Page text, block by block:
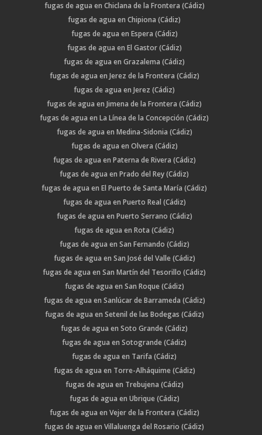
fugas de agua en Chiclana de la Frontera (Cádiz)
fugas de agua en Chipiona (Cádiz)
fugas de agua en Espera (Cádiz)
fugas de agua en El Gastor (Cádiz)
fugas de agua en Grazalema (Cádiz)
fugas de agua en Jerez de la Frontera (Cádiz)
fugas de agua en Jerez (Cádiz)
fugas de agua en Jimena de la Frontera (Cádiz)
fugas de agua en La Línea de la Concepción (Cádiz)
fugas de agua en Medina-Sidonia (Cádiz)
fugas de agua en Olvera (Cádiz)
fugas de agua en Paterna de Rivera (Cádiz)
fugas de agua en Prado del Rey (Cádiz)
fugas de agua en El Puerto de Santa María (Cádiz)
fugas de agua en Puerto Real (Cádiz)
fugas de agua en Puerto Serrano (Cádiz)
fugas de agua en Rota (Cádiz)
fugas de agua en San Fernando (Cádiz)
fugas de agua en San José del Valle (Cádiz)
fugas de agua en San Martín del Tesorillo (Cádiz)
fugas de agua en San Roque (Cádiz)
fugas de agua en Sanlúcar de Barrameda (Cádiz)
fugas de agua en Setenil de las Bodegas (Cádiz)
fugas de agua en Soto Grande (Cádiz)
fugas de agua en Sotogrande (Cádiz)
fugas de agua en Tarifa (Cádiz)
fugas de agua en Torre-Alháquime (Cádiz)
fugas de agua en Trebujena (Cádiz)
fugas de agua en Ubrique (Cádiz)
fugas de agua en Vejer de la Frontera (Cádiz)
fugas de agua en Villaluenga del Rosario (Cádiz)